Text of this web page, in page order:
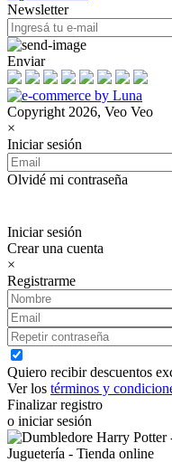
Newsletter
Enviar
Copyright 2026, Veo Veo
×
Iniciar sesión
Olvidé mi contraseña
Iniciar sesión
Crear una cuenta
×
Registrarme
Quiero recibir descuentos
Ver los términos y
Finalizar registro
o iniciar sesión